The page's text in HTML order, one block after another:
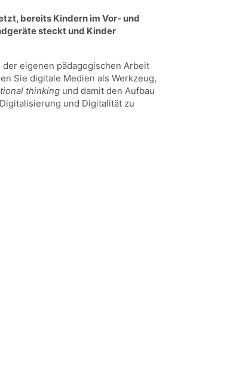
bereits Kindern im Vor- und
steckt und Kinder
eigenen pädagogischen Arbeit
Sie digitale Medien als Werkzeug,
thinking und damit den Aufbau
und Digitalität zu